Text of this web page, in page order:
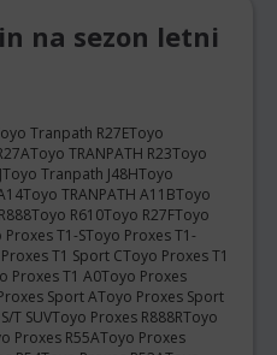
na sezon letni
Tranpath R27EToyo
Toyo TRANPATH R23Toyo
Toyo Tranpath J48HToyo
Toyo TRANPATH A11BToyo
Toyo R610Toyo R27FToyo
Proxes T1-SToyo Proxes T1-
T1 Sport CToyo Proxes T1
Proxes T1 A0Toyo Proxes
Sport AToyo Proxes Sport
T SUVToyo Proxes R888RToyo
Proxes R55AToyo Proxes